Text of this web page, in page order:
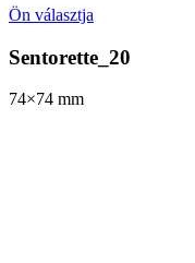
Ön választja
Sentorette_20
74×74 mm